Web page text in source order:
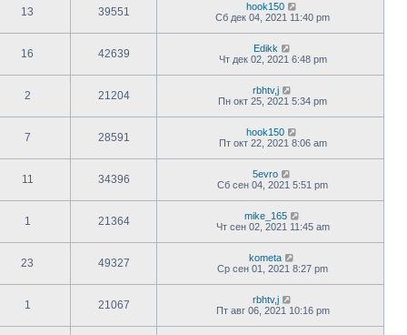
13 39551
hook150
Сб дек 04, 2021 11:40 pm
16 42639
Edikk
Чт дек 02, 2021 6:48 pm
2 21204
rbhtv,j
Пн окт 25, 2021 5:34 pm
7 28591
hook150
Пт окт 22, 2021 8:06 am
11 34396
5evro
Сб сен 04, 2021 5:51 pm
1 21364
mike_165
Чт сен 02, 2021 11:45 am
23 49327
kometa
Ср сен 01, 2021 8:27 pm
1 21067
rbhtv,j
Пт авг 06, 2021 10:16 pm